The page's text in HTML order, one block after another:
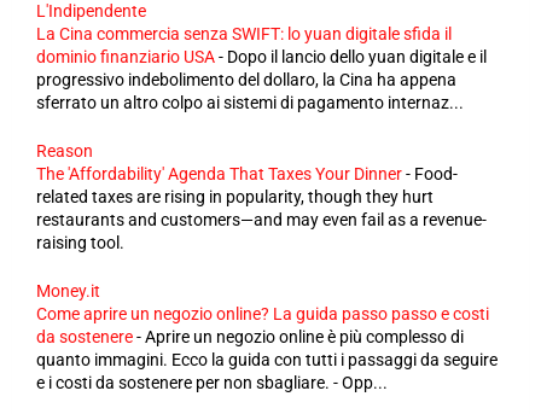
L'Indipendente
La Cina commercia senza SWIFT: lo yuan digitale sfida il
dominio finanziario USA- Dopo il lancio dello yuan digitale e il
progressivo indebolimento del dollaro, la Cina ha appena
sferrato un altro colpo ai sistemi di pagamento internaz...
Reason
The 'Affordability' Agenda That Taxes Your Dinner- Food-
related taxes are rising in popularity, though they hurt
restaurants and customers—and may even fail as a revenue-
raising tool.
Money.it
Come aprire un negozio online? La guida passo passo e costi
da sostenere-Aprire un negozio online è più complesso di
quanto immagini. Ecco la guida con tutti i passaggi da seguire
e i costi da sostenere per non sbagliare. - Opp...